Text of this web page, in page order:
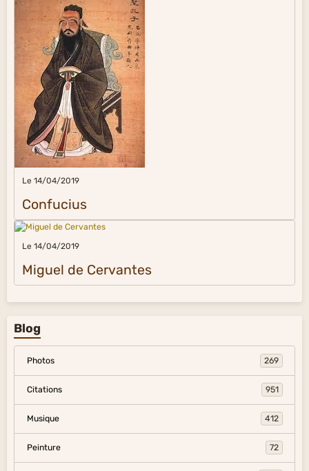
Le 14/04/2019
Confucius
Le 14/04/2019
Miguel de Cervantes
Blog
Photos 269
Citations 951
Musique 412
Peinture 72